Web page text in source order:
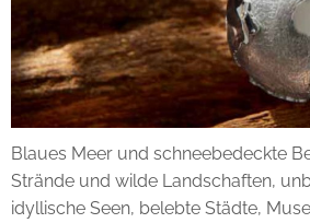
Blaues Meer und schneebedeckte
Strände und wilde Landschaften,
idyllische Seen, belebte Städte,